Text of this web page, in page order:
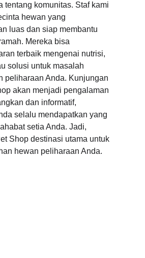
tentang komunitas. Staf kami
hewan yang
luas dan siap membantu
Mereka bisa
terbaik mengenai nutrisi,
solusi untuk masalah
peliharaan Anda. Kunjungan
akan menjadi pengalaman
dan informatif,
selalu mendapatkan yang
setia Anda. Jadi,
Shop destinasi utama untuk
hewan peliharaan Anda.